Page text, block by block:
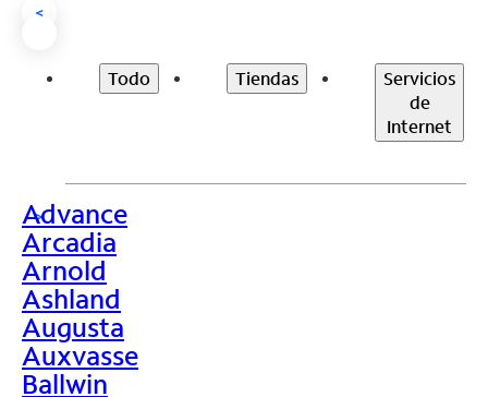
<
Todo Tiendas
Servicios
de
Internet
>
Advance
Arcadia
Arnold
Ashland
Augusta
Auxvasse
Ballwin